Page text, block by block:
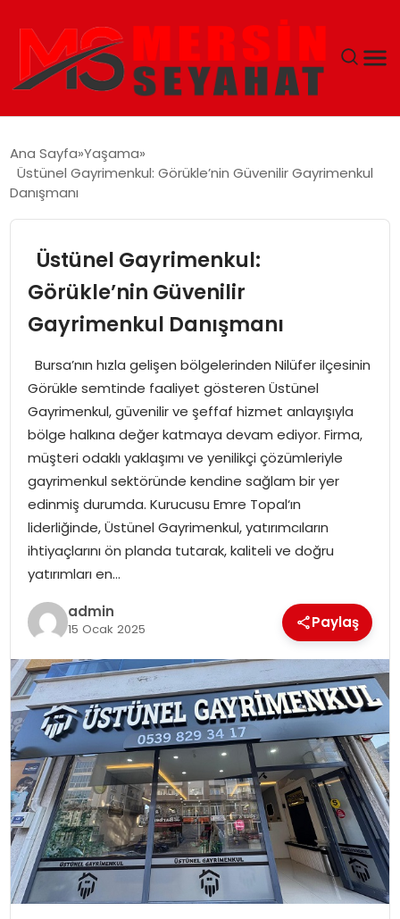
GÜNCEL
Ana Sayfa Yaşama
Üstünel Gayrimenkul: Görükle’nin Güvenilir Gayrimenkul
Danışmanı
Üstünel Gayrimenkul:
Görükle’nin Güvenilir
Gayrimenkul Danışmanı
Bursa’nın hızla gelişen bölgelerinden Nilüfer ilçesinin
Görükle semtinde faaliyet gösteren Üstünel
Gayrimenkul, güvenilir ve şeffaf hizmet anlayışıyla
bölge halkına değer katmaya devam ediyor. Firma,
müşteri odaklı yaklaşımı ve yenilikçi çözümleriyle
gayrimenkul sektöründe kendine sağlam bir yer
edinmiş durumda. Kurucusu Emre Topal‘ın
liderliğinde, Üstünel Gayrimenkul, yatırımcıların
ihtiyaçlarını ön planda tutarak, kaliteli ve doğru
yatırımları en…
admin
15 Ocak 2025 Paylaş